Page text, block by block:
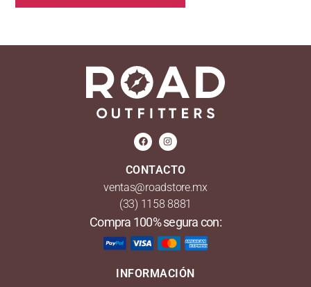
CONTACTO
ventas@roadstore.mx
(33) 1158 8881
Compra 100% segura con:
INFORMACIÓN